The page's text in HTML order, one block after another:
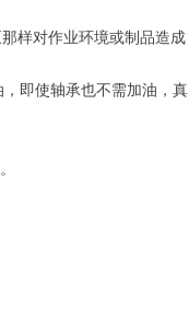
那样对作业环境或制品造成
即使轴承也不需加油，真